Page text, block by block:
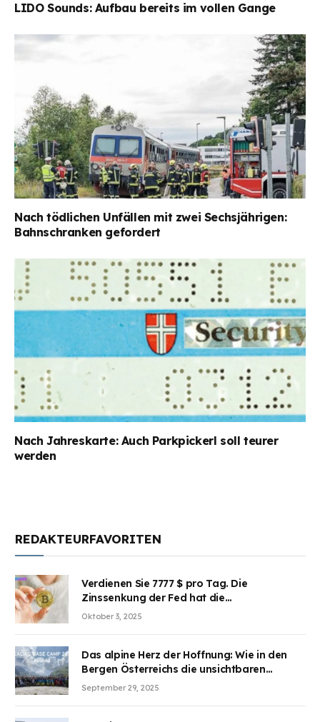
LIDO Sounds: Aufbau bereits im vollen Gange
Nach tödlichen Unfällen mit zwei Sechsjährigen:
Bahnschranken gefordert
Nach Jahreskarte: Auch Parkpickerl soll teurer
werden
REDAKTEURFAVORITEN
Verdienen Sie 7777 $ pro Tag. Die
Zinssenkung der Fed hat die
Aufmerksamkeit des Marktes erregt.
Oktober 3, 2025
Das alpine Herz der Hoffnung: Wie in den
Bergen Österreichs die unsichtbaren
Wunden des Kriegesheilen
September 29, 2025